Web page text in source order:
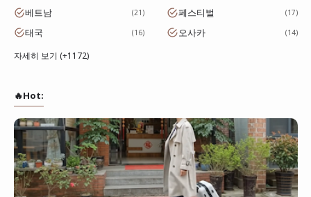
베트남 21 페스티벌 17
태국 16 오사카 14
자세히 보기 (+1172)
🔥Hot: